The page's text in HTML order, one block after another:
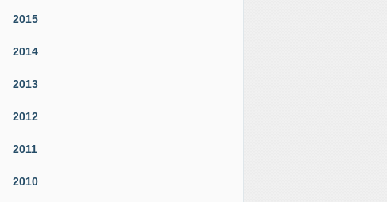
2015
2014
2013
2012
2011
2010